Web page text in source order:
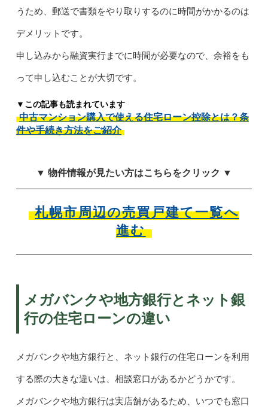
うため、郵送で書類をやり取りするのに時間がかかるのは
デメリットです。
申し込みから融資実行までに時間が必要なので、余裕をも
って申し込むことが大切です。
▼この記事も読まれています
中古マンション購入で使える住宅ローン控除とは？条
件や手続き方法をご紹介
▼ 物件情報が見たい方はこちらをクリック ▼
札幌市周辺の売買戸建て一覧へ
進む
メガバンクや地方銀行とネット銀
行の住宅ローンの違い
メガバンクや地方銀行と、ネット銀行の住宅ローンを利用
する際の大きな違いは、相談窓口があるかどうかです。
メガバンクや地方銀行は実店舗があるため、いつでも窓口